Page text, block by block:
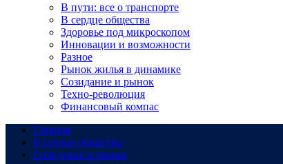
В пути: все о транспорте
В сердце общества
Здоровье под микроскопом
Инновации и возможности
Разное
Рынок жилья в динамике
Созидание и рынок
Техно-революция
Финансовый компас
Главная
В сердце общества
Созидание и рынок